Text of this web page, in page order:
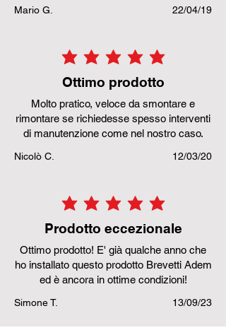
Mario G. 22/04/19
la valutazione media è 5 su
Ottimo prodotto
Molto pratico, veloce da smontare e
rimontare se richiedesse spesso interventi
di manutenzione come nel nostro caso.
Nicolò C. 12/03/20
la valutazione media è 5 su
Prodotto eccezionale
Ottimo prodotto! E' già qualche anno che
ho installato questo prodotto Brevetti Adem
ed è ancora in ottime condizioni!
Simone T. 13/09/23